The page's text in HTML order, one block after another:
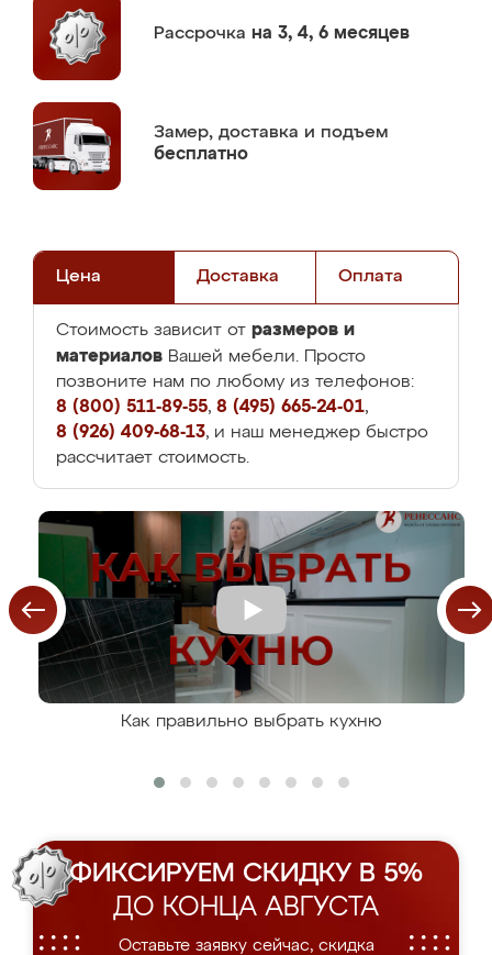
Рассрочка на 3, 4, 6 месяцев
Замер, доставка и подъем
бесплатно
Цена Доставка Оплата
Стоимость зависит от размеров и
материалов Вашей мебели. Просто
позвоните нам по любому из телефонов:
8 (800) 511-89-55, 8 (495) 665-24-01,
8 (926) 409-68-13, и наш менеджер быстро
рассчитает стоимость.
Как правильно выбрать кухню
ФИКСИРУЕМ СКИДКУ В 5%
ДО КОНЦА АВГУСТА
Оставьте заявку сейчас, скидка